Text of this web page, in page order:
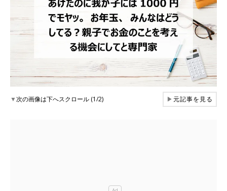
▼次の画像は下へスクロール (1/2) ▶元記事を見る